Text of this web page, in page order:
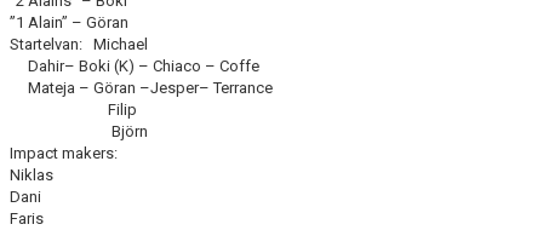
”1 Alain” – Göran
Startelvan: Michael
Dahir– Boki (K) – Chiaco – Coffe
Mateja – Göran –Jesper– Terrance
Filip
Björn
Impact makers:
Niklas
Dani
Faris